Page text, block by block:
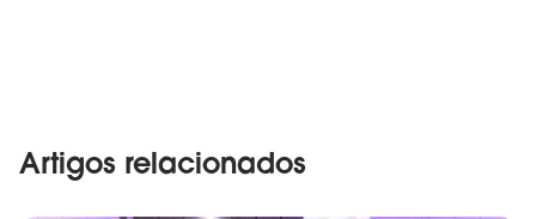
Artigos relacionados